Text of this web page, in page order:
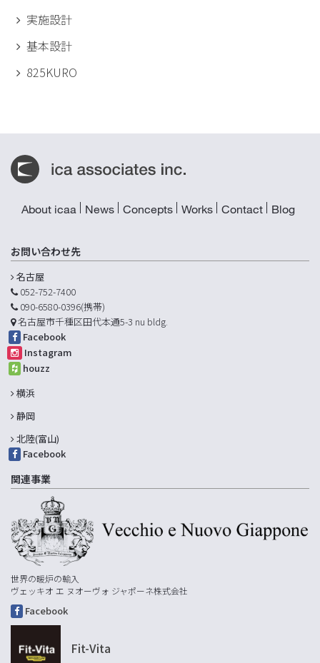
実施設計
基本設計
825KURO
About icaa News Concepts Works Contact Blog
お問い合わせ先
名古屋
052-752-7400
090-6580-0396(携帯)
名古屋市千種区田代本通5-3 nu bldg.
Facebook
Instagram
houzz
横浜
静岡
北陸(富山)
Facebook
関連事業
世界の暖炉の輸入
ヴェッキオ エ ヌオーヴォ ジャポーネ株式会社
Facebook
Fit-Vita